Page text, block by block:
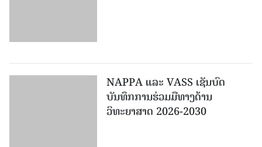
NAPPA ແລະ VASS ເຊັນບົດ
ບັນທຶກການຮ່ວມມືທາງດ້ານ
ວິທະຍາສາດ 2026-2030